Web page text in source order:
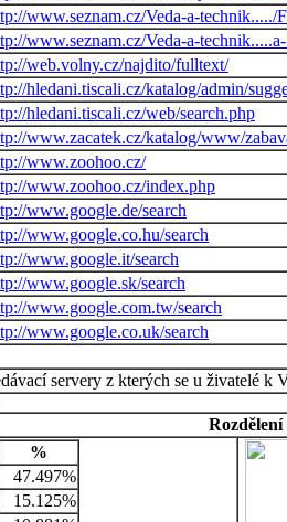
www.seznam.cz/Veda-a-technik...../
www.seznam.cz/Veda-a-
web.volny.cz/najdito/fulltext/
hledani.tiscali.cz/katalog/admin/
hledani.tiscali.cz/web/search.php
www.zacatek.cz/katalog/www/
www.zoohoo.cz/
www.zoohoo.cz/index.php
www.google.de/search
www.google.co.hu/search
www.google.it/search
www.google.sk/search
www.google.com.tw/search
www.google.co.uk/search
servery z kterých se u živatelé k
%
47.497%
15.125%